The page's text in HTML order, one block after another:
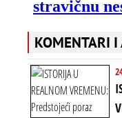
KOMENTARI